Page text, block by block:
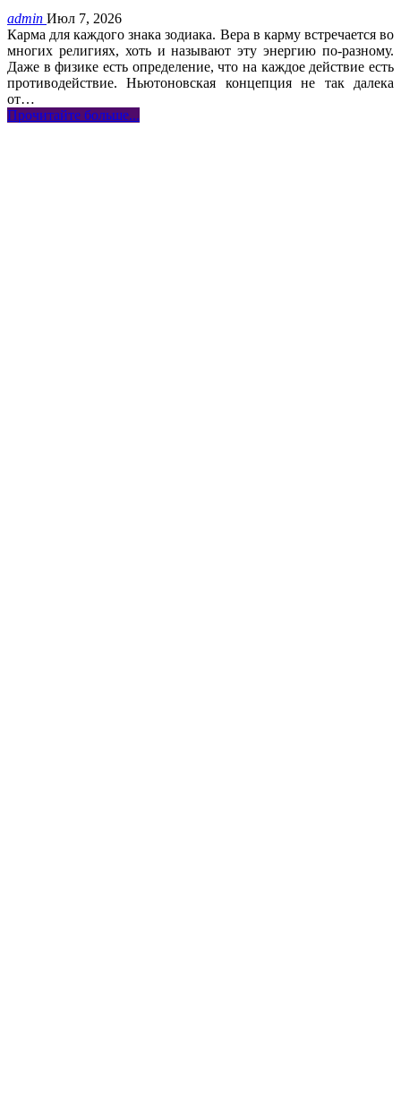
admin Июл 7, 2026
Карма для каждого знака зодиака. Вера в карму встречается во
многих религиях, хоть и называют эту энергию по-разному.
Даже в физике есть определение, что на каждое действие есть
противодействие. Ньютоновская концепция не так далека
от…
Прочитайте больше...